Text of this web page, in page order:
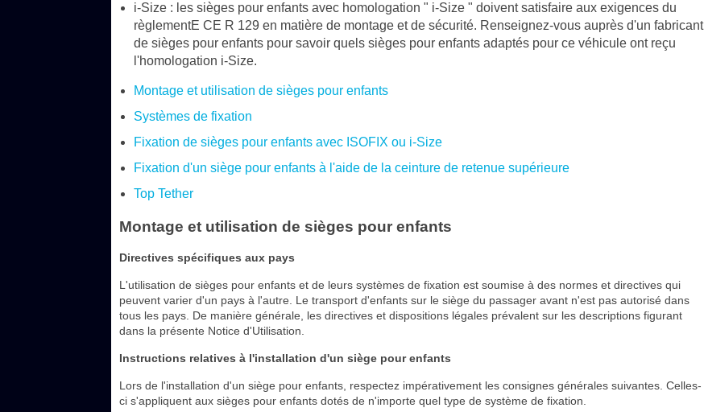
i-Size : les sièges pour enfants avec homologation " i-Size " doivent satisfaire aux exigences du
règlementE CE R 129 en matière de montage et de sécurité. Renseignez-vous auprès d'un fabricant
de sièges pour enfants pour savoir quels sièges pour enfants adaptés pour ce véhicule ont reçu
l'homologation i-Size.
Montage et utilisation de sièges pour enfants
Systèmes de fixation
Fixation de sièges pour enfants avec ISOFIX ou i-Size
Fixation d'un siège pour enfants à l'aide de la ceinture de retenue supérieure
Top Tether
Montage et utilisation de sièges pour enfants
Directives spécifiques aux pays
L'utilisation de sièges pour enfants et de leurs systèmes de fixation est soumise à des normes et directives qui
peuvent varier d'un pays à l'autre. Le transport d'enfants sur le siège du passager avant n'est pas autorisé dans
tous les pays. De manière générale, les directives et dispositions légales prévalent sur les descriptions figurant
dans la présente Notice d'Utilisation.
Instructions relatives à l'installation d'un siège pour enfants
Lors de l'installation d'un siège pour enfants, respectez impérativement les consignes générales suivantes. Celles-
ci s'appliquent aux sièges pour enfants dotés de n'importe quel type de système de fixation.